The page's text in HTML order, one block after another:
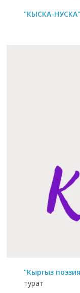
"КЫСКА-НУСКА"
"Кыргыз
турат